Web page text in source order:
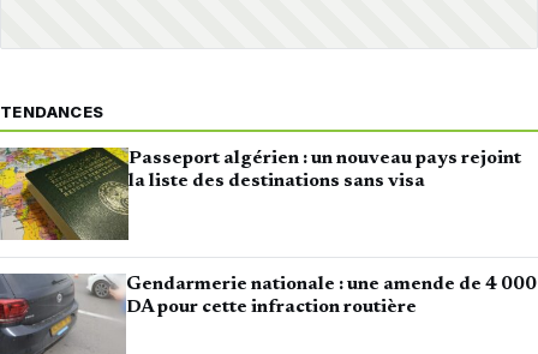
TENDANCES
Passeport algérien : un nouveau pays rejoint
la liste des destinations sans visa
Gendarmerie nationale : une amende de 4 000
DA pour cette infraction routière